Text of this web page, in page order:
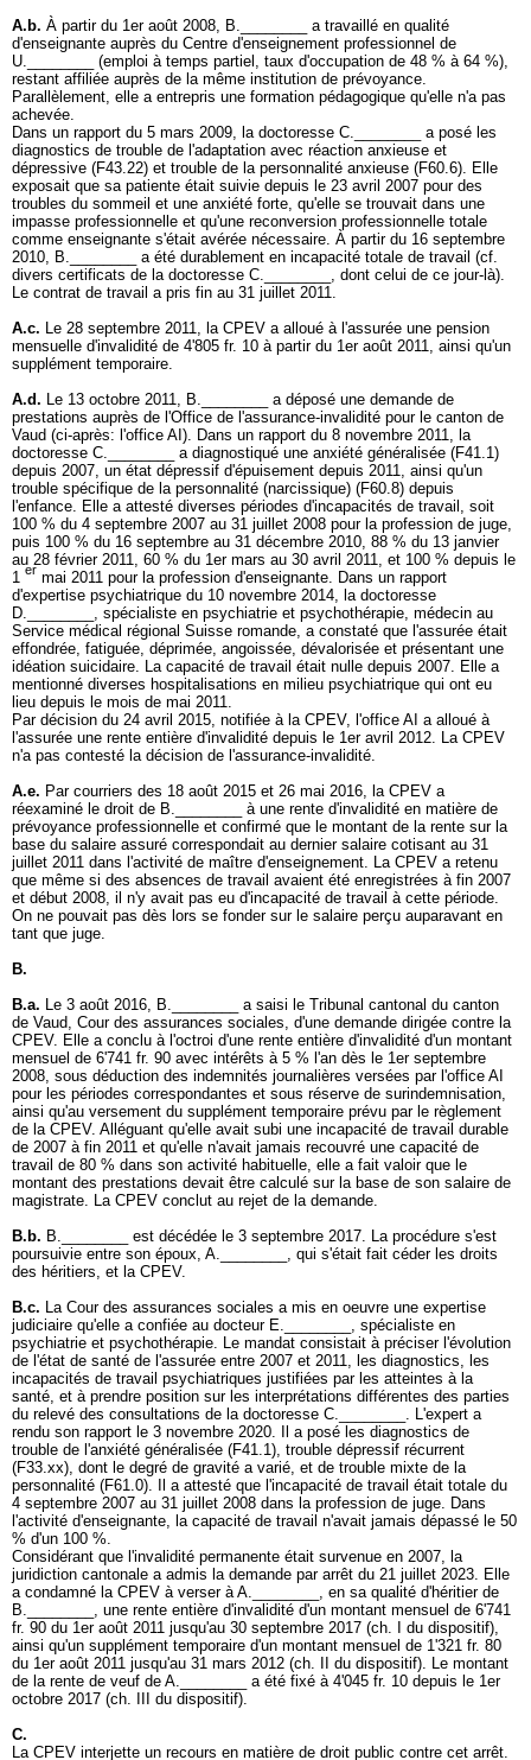
A.b. À partir du 1er août 2008, B.________ a travaillé en qualité
d'enseignante auprès du Centre d'enseignement professionnel de
U.________ (emploi à temps partiel, taux d'occupation de 48 % à 64 %),
restant affiliée auprès de la même institution de prévoyance.
Parallèlement, elle a entrepris une formation pédagogique qu'elle n'a pas
achevée.
Dans un rapport du 5 mars 2009, la doctoresse C.________ a posé les
diagnostics de trouble de l'adaptation avec réaction anxieuse et
dépressive (F43.22) et trouble de la personnalité anxieuse (F60.6). Elle
exposait que sa patiente était suivie depuis le 23 avril 2007 pour des
troubles du sommeil et une anxiété forte, qu'elle se trouvait dans une
impasse professionnelle et qu'une reconversion professionnelle totale
comme enseignante s'était avérée nécessaire. À partir du 16 septembre
2010, B.________ a été durablement en incapacité totale de travail (cf.
divers certificats de la doctoresse C.________, dont celui de ce jour-là).
Le contrat de travail a pris fin au 31 juillet 2011.
A.c. Le 28 septembre 2011, la CPEV a alloué à l'assurée une pension
mensuelle d'invalidité de 4'805 fr. 10 à partir du 1er août 2011, ainsi qu'un
supplément temporaire.
A.d. Le 13 octobre 2011, B.________ a déposé une demande de
prestations auprès de l'Office de l'assurance-invalidité pour le canton de
Vaud (ci-après: l'office AI). Dans un rapport du 8 novembre 2011, la
doctoresse C.________ a diagnostiqué une anxiété généralisée (F41.1)
depuis 2007, un état dépressif d'épuisement depuis 2011, ainsi qu'un
trouble spécifique de la personnalité (narcissique) (F60.8) depuis
l'enfance. Elle a attesté diverses périodes d'incapacités de travail, soit
100 % du 4 septembre 2007 au 31 juillet 2008 pour la profession de juge,
puis 100 % du 16 septembre au 31 décembre 2010, 88 % du 13 janvier
au 28 février 2011, 60 % du 1er mars au 30 avril 2011, et 100 % depuis le
1 er mai 2011 pour la profession d'enseignante. Dans un rapport
d'expertise psychiatrique du 10 novembre 2014, la doctoresse
D.________, spécialiste en psychiatrie et psychothérapie, médecin au
Service médical régional Suisse romande, a constaté que l'assurée était
effondrée, fatiguée, déprimée, angoissée, dévalorisée et présentant une
idéation suicidaire. La capacité de travail était nulle depuis 2007. Elle a
mentionné diverses hospitalisations en milieu psychiatrique qui ont eu
lieu depuis le mois de mai 2011.
Par décision du 24 avril 2015, notifiée à la CPEV, l'office AI a alloué à
l'assurée une rente entière d'invalidité depuis le 1er avril 2012. La CPEV
n'a pas contesté la décision de l'assurance-invalidité.
A.e. Par courriers des 18 août 2015 et 26 mai 2016, la CPEV a
réexaminé le droit de B.________ à une rente d'invalidité en matière de
prévoyance professionnelle et confirmé que le montant de la rente sur la
base du salaire assuré correspondait au dernier salaire cotisant au 31
juillet 2011 dans l'activité de maître d'enseignement. La CPEV a retenu
que même si des absences de travail avaient été enregistrées à fin 2007
et début 2008, il n'y avait pas eu d'incapacité de travail à cette période.
On ne pouvait pas dès lors se fonder sur le salaire perçu auparavant en
tant que juge.
B.
B.a. Le 3 août 2016, B.________ a saisi le Tribunal cantonal du canton
de Vaud, Cour des assurances sociales, d'une demande dirigée contre la
CPEV. Elle a conclu à l'octroi d'une rente entière d'invalidité d'un montant
mensuel de 6'741 fr. 90 avec intérêts à 5 % l'an dès le 1er septembre
2008, sous déduction des indemnités journalières versées par l'office AI
pour les périodes correspondantes et sous réserve de surindemnisation,
ainsi qu'au versement du supplément temporaire prévu par le règlement
de la CPEV. Alléguant qu'elle avait subi une incapacité de travail durable
de 2007 à fin 2011 et qu'elle n'avait jamais recouvré une capacité de
travail de 80 % dans son activité habituelle, elle a fait valoir que le
montant des prestations devait être calculé sur la base de son salaire de
magistrate. La CPEV conclut au rejet de la demande.
B.b. B.________ est décédée le 3 septembre 2017. La procédure s'est
poursuivie entre son époux, A.________, qui s'était fait céder les droits
des héritiers, et la CPEV.
B.c. La Cour des assurances sociales a mis en oeuvre une expertise
judiciaire qu'elle a confiée au docteur E.________, spécialiste en
psychiatrie et psychothérapie. Le mandat consistait à préciser l'évolution
de l'état de santé de l'assurée entre 2007 et 2011, les diagnostics, les
incapacités de travail psychiatriques justifiées par les atteintes à la
santé, et à prendre position sur les interprétations différentes des parties
du relevé des consultations de la doctoresse C.________. L'expert a
rendu son rapport le 3 novembre 2020. Il a posé les diagnostics de
trouble de l'anxiété généralisée (F41.1), trouble dépressif récurrent
(F33.xx), dont le degré de gravité a varié, et de trouble mixte de la
personnalité (F61.0). Il a attesté que l'incapacité de travail était totale du
4 septembre 2007 au 31 juillet 2008 dans la profession de juge. Dans
l'activité d'enseignante, la capacité de travail n'avait jamais dépassé le 50
% d'un 100 %.
Considérant que l'invalidité permanente était survenue en 2007, la
juridiction cantonale a admis la demande par arrêt du 21 juillet 2023. Elle
a condamné la CPEV à verser à A.________, en sa qualité d'héritier de
B.________, une rente entière d'invalidité d'un montant mensuel de 6'741
fr. 90 du 1er août 2011 jusqu'au 30 septembre 2017 (ch. I du dispositif),
ainsi qu'un supplément temporaire d'un montant mensuel de 1'321 fr. 80
du 1er août 2011 jusqu'au 31 mars 2012 (ch. II du dispositif). Le montant
de la rente de veuf de A.________ a été fixé à 4'045 fr. 10 depuis le 1er
octobre 2017 (ch. III du dispositif).
C.
La CPEV interjette un recours en matière de droit public contre cet arrêt.